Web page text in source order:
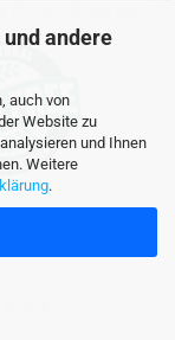
andere
auch von
Website zu
und Ihnen
Weitere
.